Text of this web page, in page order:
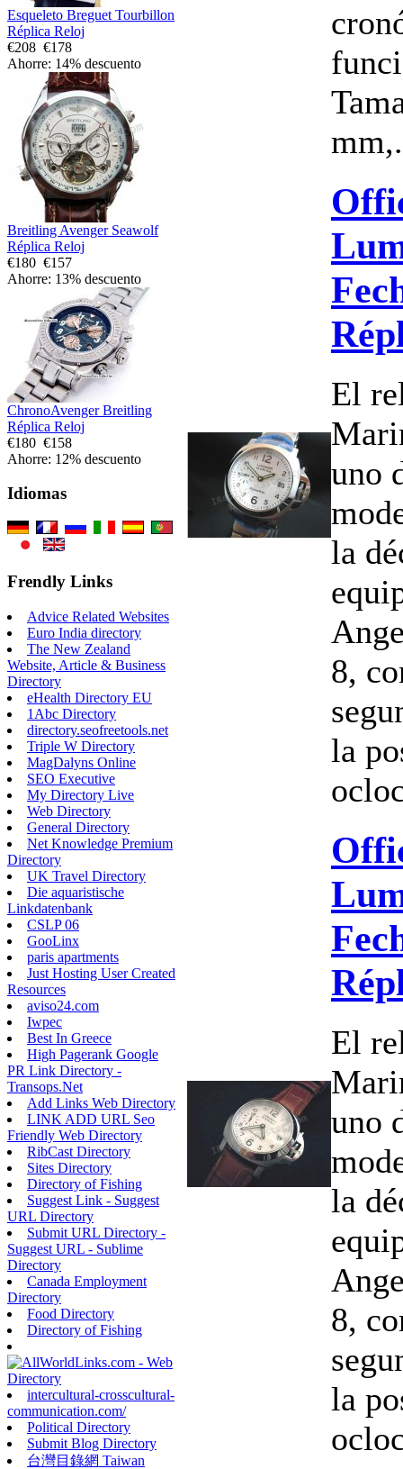
Esqueleto Breguet Tourbillon
Réplica Reloj
€208 €178
Ahorre: 14% descuento
Breitling Avenger Seawolf
Réplica Reloj
€180 €157
Ahorre: 13% descuento
ChronoAvenger Breitling
Réplica Reloj
€180 €158
Ahorre: 12% descuento
Idiomas
Frendly Links
Advice Related Websites
Euro India directory
The New Zealand
Website, Article & Business
Directory
eHealth Directory EU
1Abc Directory
directory.seofreetools.net
Triple W Directory
MagDalyns Online
SEO Executive
My Directory Live
Web Directory
General Directory
Net Knowledge Premium
Directory
UK Travel Directory
Die aquaristische
Linkdatenbank
CSLP 06
GooLinx
paris apartments
Just Hosting User Created
Resources
aviso24.com
Iwpec
Best In Greece
High Pagerank Google
PR Link Directory -
Transops.Net
Add Links Web Directory
LINK ADD URL Seo
Friendly Web Directory
RibCast Directory
Sites Directory
Directory of Fishing
Suggest Link - Suggest
URL Directory
Submit URL Directory -
Suggest URL - Sublime
Directory
Canada Employment
Directory
Food Directory
Directory of Fishing
intercultural-crosscultural-
communication.com/
Political Directory
Submit Blog Directory
台灣目錄網 Taiwan
El
uno
la
8,
la
El
uno
la
8,
la